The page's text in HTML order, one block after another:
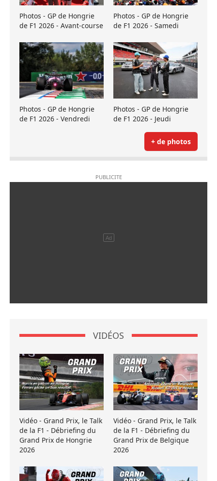
Photos - GP de Hongrie
de F1 2026 - Avant-course
Photos - GP de Hongrie
de F1 2026 - Samedi
Photos - GP de Hongrie
de F1 2026 - Vendredi
Photos - GP de Hongrie
de F1 2026 - Jeudi
+ de photos
VIDÉOS
Vidéo - Grand Prix, le Talk
de la F1 - Débriefing du
Grand Prix de Hongrie
2026
Vidéo - Grand Prix, le Talk
de la F1 - Débriefing du
Grand Prix de Belgique
2026